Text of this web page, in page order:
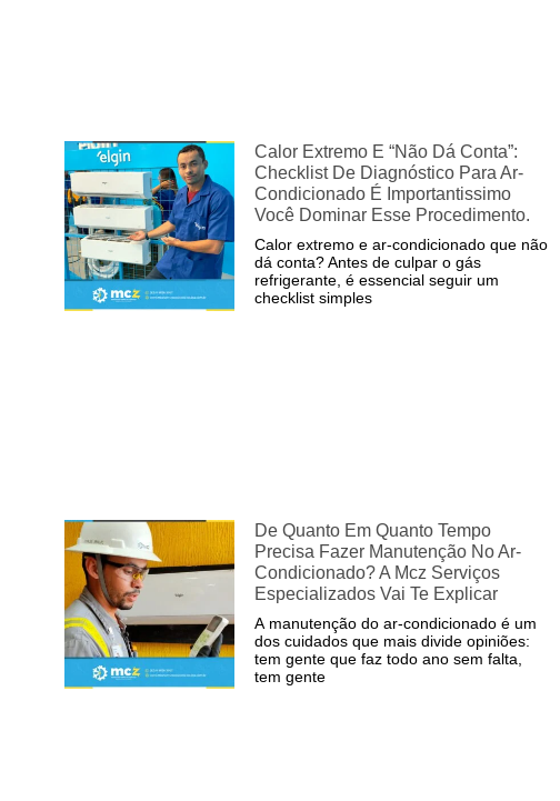
Calor Extremo E “não Dá Conta”:
Checklist De Diagnóstico Para Ar-
Condicionado É Importantissimo
Você Dominar Esse Procedimento.
Calor extremo e ar-condicionado que não
dá conta? Antes de culpar o gás
refrigerante, é essencial seguir um
checklist simples
De Quanto Em Quanto Tempo
Precisa Fazer Manutenção No Ar-
Condicionado? A Mcz Serviços
Especializados Vai Te Explicar
A manutenção do ar-condicionado é um
dos cuidados que mais divide opiniões:
tem gente que faz todo ano sem falta,
tem gente